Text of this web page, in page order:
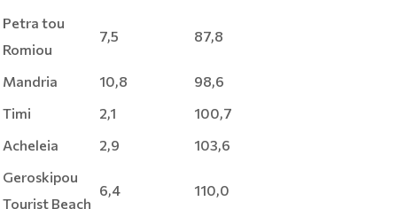
Petra tou
Romiou
7,5 87,8
Mandria 10,8
98,6
Timi
2,1
100,7
Acheleia
2,9
103,6
Geroskipou
Tourist Beach
6,4 110,0